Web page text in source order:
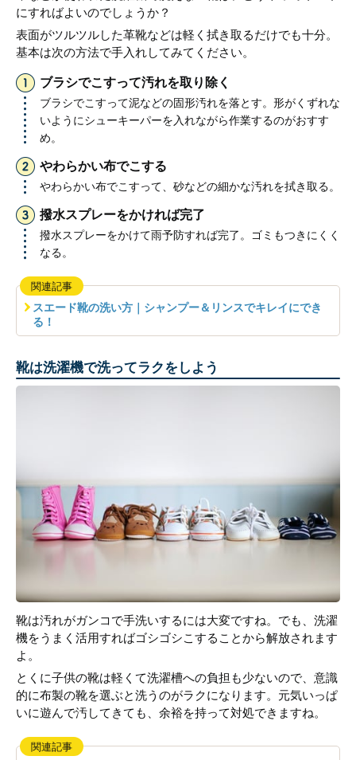
にすればよいのでしょうか？
表面がツルツルした革靴などは軽く拭き取るだけでも十分。
基本は次の方法で手入れしてみてください。
ブラシでこすって汚れを取り除く
ブラシでこすって泥などの固形汚れを落とす。形がくずれな
いようにシューキーパーを入れながら作業するのがおすす
め。
やわらかい布でこする
やわらかい布でこすって、砂などの細かな汚れを拭き取る。
撥水スプレーをかければ完了
撥水スプレーをかけて雨予防すれば完了。ゴミもつきにくく
なる。
関連記事
スエード靴の洗い方｜シャンプー＆リンスでキレイにでき
る！
靴は洗濯機で洗ってラクをしよう
靴は汚れがガンコで手洗いするには大変ですね。でも、洗濯
機をうまく活用すればゴシゴシこすることから解放されます
よ。
とくに子供の靴は軽くて洗濯槽への負担も少ないので、意識
的に布製の靴を選ぶと洗うのがラクになります。元気いっぱ
いに遊んで汚してきても、余裕を持って対処できますね。
関連記事